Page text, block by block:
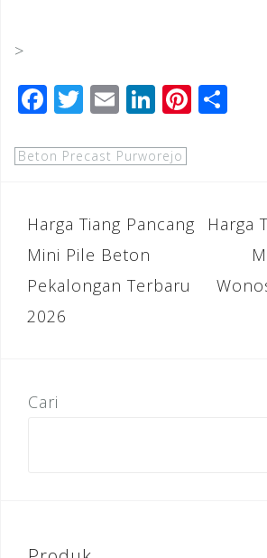
>
F
c
b
o
o
k
T
tt
r
E
ai
Li
k
dI
n
Pi
e
st
Beton Precast Purworejo
Navigasi
pos
Harga Tiang Pancang
Mini Pile Beton
Pekalongan Terbaru
2026
Harga
Cari